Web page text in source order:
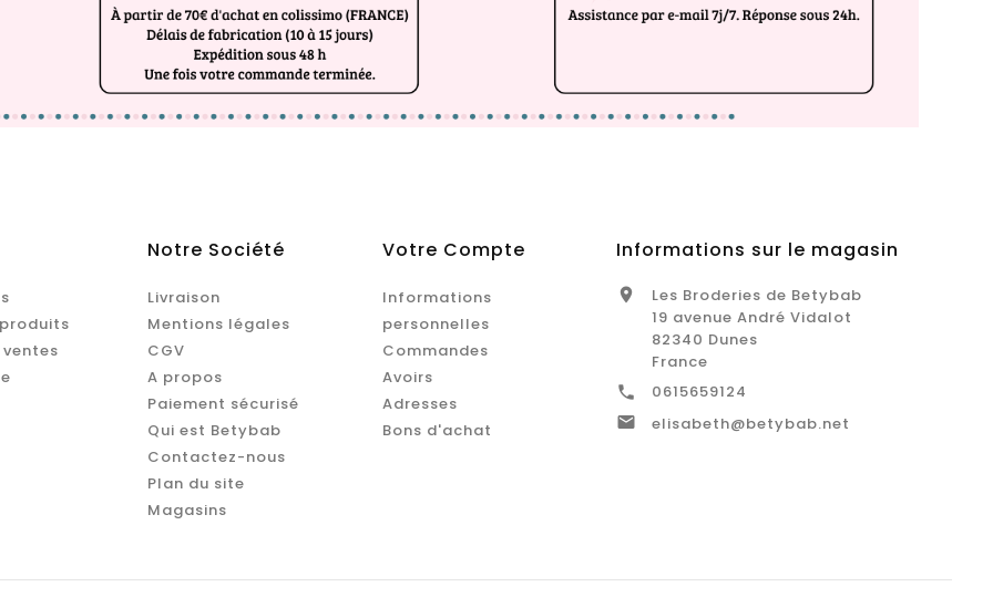
Notre Société
Livraison
Mentions légales
CGV
A propos
Paiement sécurisé
Qui est Betybab
Contactez-nous
Plan du site
Magasins
Votre Compte
Informations
personnelles
Commandes
Avoirs
Adresses
Bons d'achat
Informations sur le magasin

Les Broderies de Betybab
19 avenue André Vidalot
82340 Dunes
France
 0615659124
 elisabeth@betybab.net